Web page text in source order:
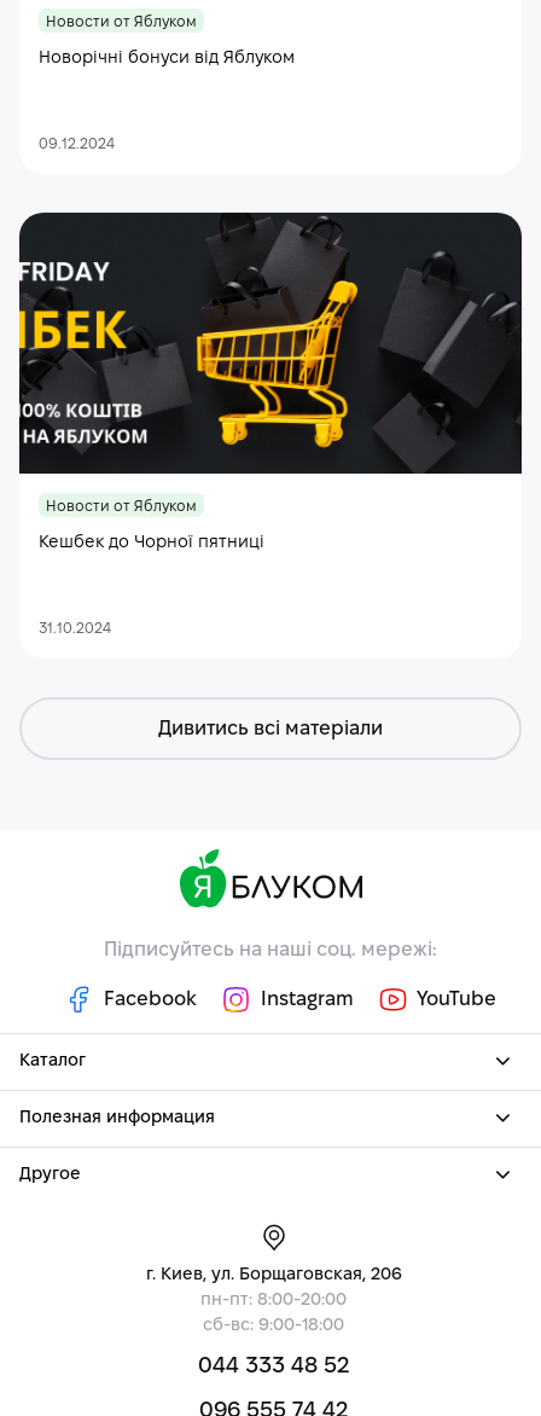
Новости от Яблуком
Новорічні бонуси від Яблуком
09.12.2024
Новости от Яблуком
Кешбек до Чорної пятниці
31.10.2024
Дивитись всі матеріали
Підписуйтесь на наші соц. мережі:
Facebook Instagram YouTube
Каталог
Полезная информация
Другое
г. Киев, ул. Борщаговская, 206
пн-пт: 8:00-20:00
сб-вс: 9:00-18:00
044 333 48 52
096 555 74 42